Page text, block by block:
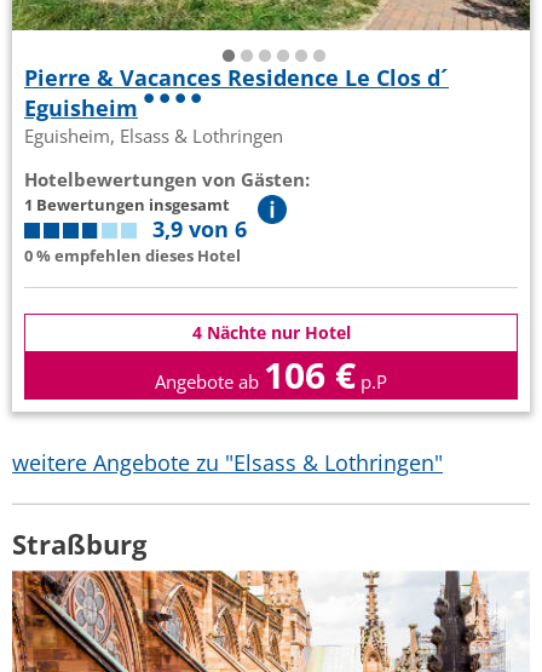
Pierre & Vacances Residence Le Clos d´
Eguisheim
Eguisheim, Elsass & Lothringen
Hotelbewertungen von Gästen:
1 Bewertungen insgesamt
3,9 von 6
0 % empfehlen dieses Hotel
4 Nächte nur Hotel
Angebote ab 106 € p.P
weitere Angebote zu "Elsass & Lothringen"
Straßburg